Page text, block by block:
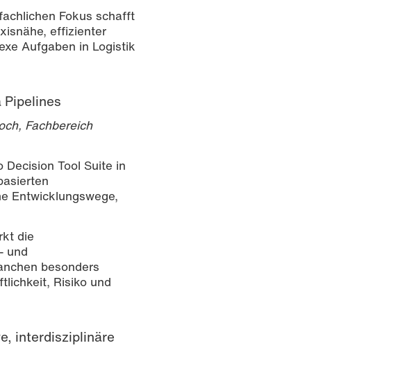
Fokus schafft
effizienter
Aufgaben in Logistik
Pipelines
Fachbereich
Tool Suite in
Entwicklungswege,
die
und
besonders
Risiko und
interdisziplinäre